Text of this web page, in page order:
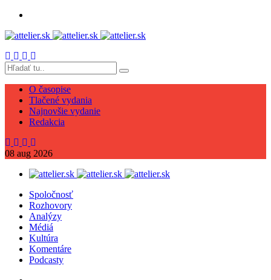
O časopise
Tlačené vydania
Najnovšie vydanie
Redakcia
08 aug 2026
Spoločnosť
Rozhovory
Analýzy
Médiá
Kultúra
Komentáre
Podcasty